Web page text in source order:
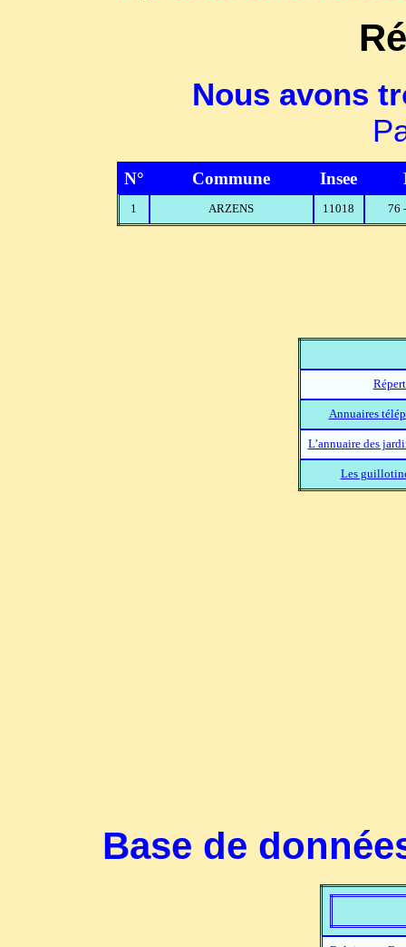
Nous avons
N° Commune Insee
1 ARZENS 11018 76
Annuaires
L’annuaire des
Les
Base de